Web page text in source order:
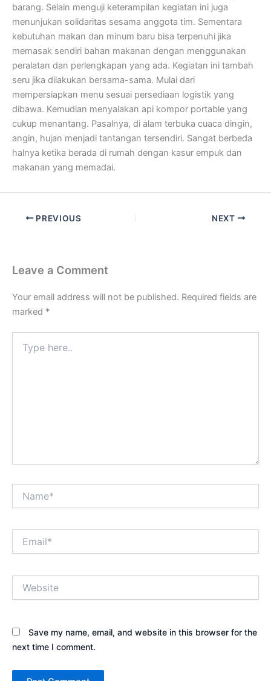
barang. Selain menguji keterampilan kegiatan ini juga
menunjukan solidaritas sesama anggota tim. Sementara
kebutuhan makan dan minum baru bisa terpenuhi jika
memasak sendiri bahan makanan dengan menggunakan
peralatan dan perlengkapan yang ada. Kegiatan ini tambah
seru jika dilakukan bersama-sama. Mulai dari
mempersiapkan menu sesuai persediaan logistik yang
dibawa. Kemudian menyalakan api kompor portable yang
cukup menantang. Pasalnya, di alam terbuka cuaca dingin,
angin, hujan menjadi tantangan tersendiri. Sangat berbeda
halnya ketika berada di rumah dengan kasur empuk dan
makanan yang memadai.
PREVIOUS NEXT
Leave a Comment
Your email address will not be published. Required fields are
marked *
here..
Save my name, email, and website in this browser for the
next time I comment.